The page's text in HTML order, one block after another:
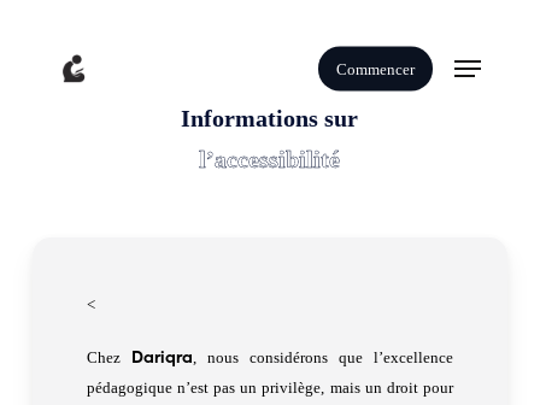
Commencer
Menu
Informations sur
l’accessibilité
<
Chez Dariqra
, nous considérons que l’excellence
pédagogique n’est pas un privilège, mais un droit pour